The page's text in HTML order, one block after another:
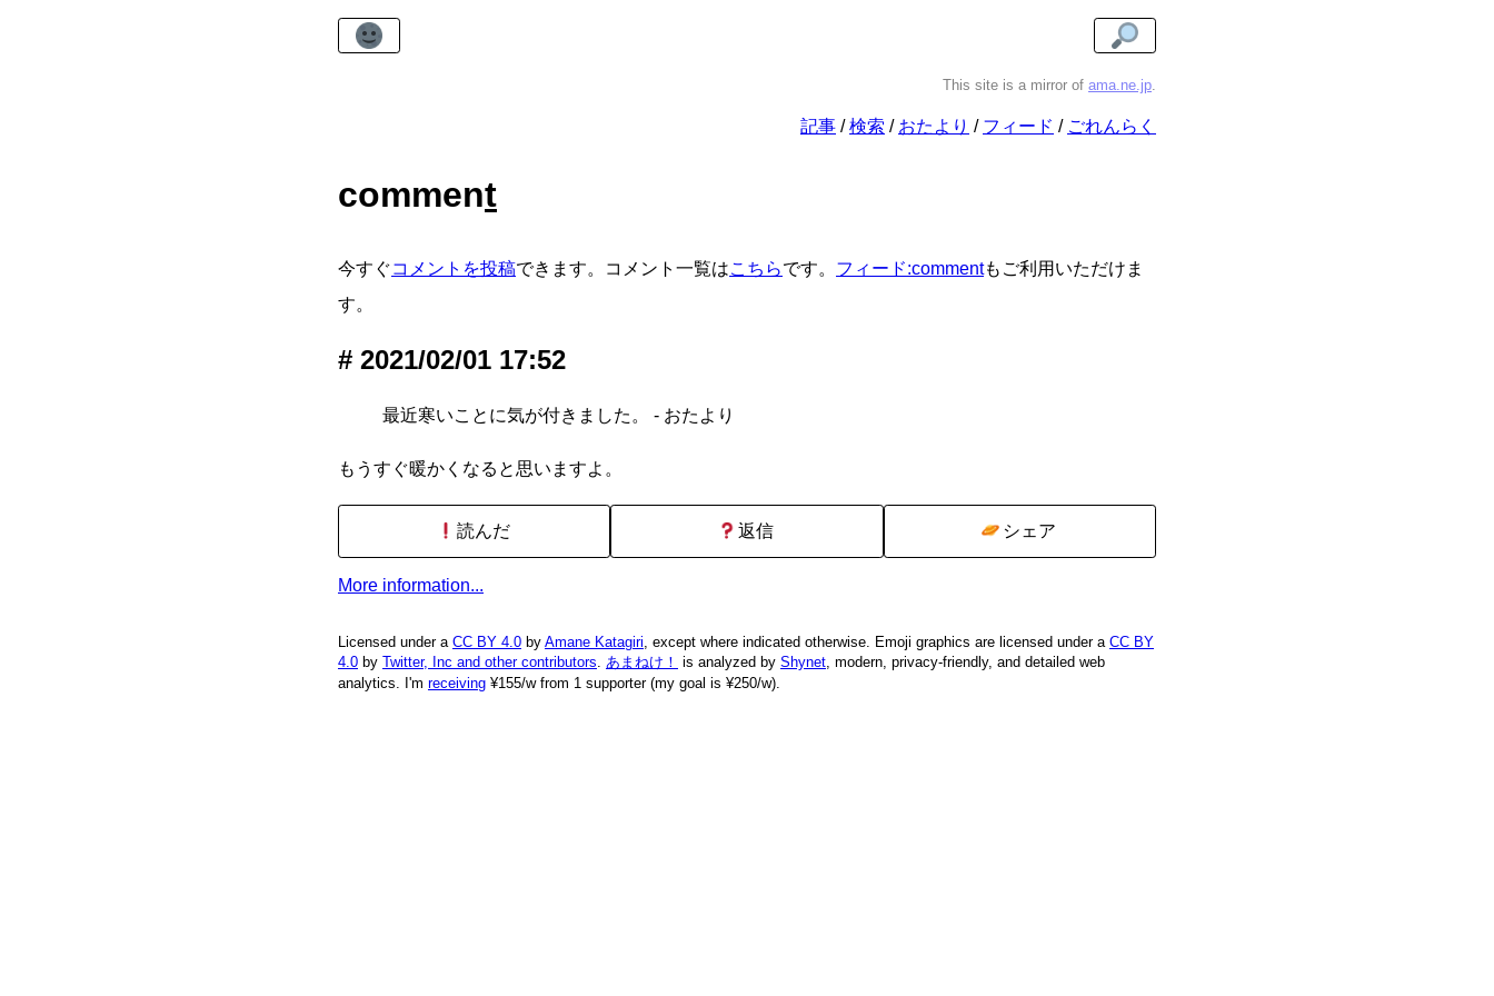
This site is a mirror of ama.ne.jp.
記事 検索 おたより フィード ごれんらく
comment
今すぐコメントを投稿できます。コメント一覧はこちらです。 フィード:commentもご利用いただけま
す。
2021/02/01 17:52
最近寒いことに気が付きました。 - おたより
もうすぐ暖かくなると思いますよ。
読んだ 返信 シェア
More information...
Licensed under a CC BY 4.0 by Amane Katagiri, except where indicated otherwise. Emoji graphics are licensed under a CC BY
4.0 by Twitter, Inc and other contributors. あまねけ！ is analyzed by Shynet, modern, privacy-friendly, and detailed web
analytics. I'm receiving ¥155/w from 1 supporter (my goal is ¥250/w).